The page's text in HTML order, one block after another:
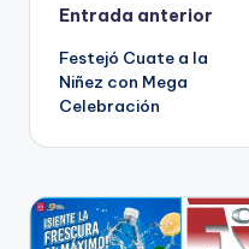
Navegación
de
entradas
Entrada anterior
Festejó Cuate a la
Niñez con Mega
Celebración